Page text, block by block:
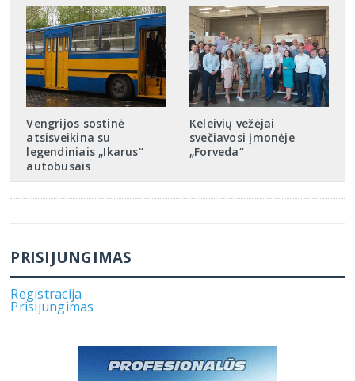
Vengrijos sostinė
atsisveikina su
legendiniais „Ikarus“
autobusais
Keleivių vežėjai
svečiavosi įmonėje
„Forveda“
PRISIJUNGIMAS
Registracija
Prisijungimas